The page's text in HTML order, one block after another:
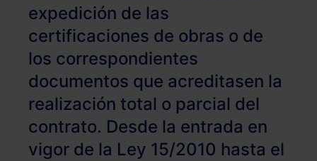
expedición de las
certificaciones de obras o de
los correspondientes
documentos que acreditasen la
realización total o parcial del
contrato. Desde la entrada en
vigor de la Ley 15/2010 hasta el